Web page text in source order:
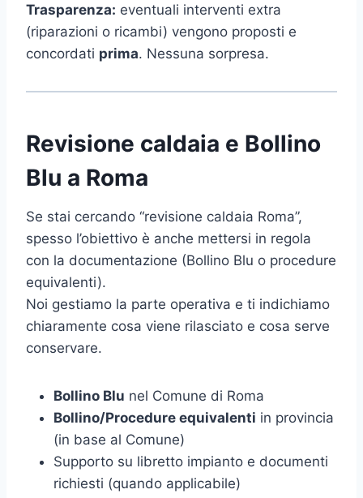
Trasparenza: eventuali interventi extra
(riparazioni o ricambi) vengono proposti e
concordati prima. Nessuna sorpresa.
Revisione caldaia e Bollino
Blu a Roma
Se stai cercando “revisione caldaia Roma”,
spesso l’obiettivo è anche mettersi in regola
con la documentazione (Bollino Blu o procedure
equivalenti).
Noi gestiamo la parte operativa e ti indichiamo
chiaramente cosa viene rilasciato e cosa serve
conservare.
Bollino Blu nel Comune di Roma
Bollino/Procedure equivalenti in provincia
(in base al Comune)
Supporto su libretto impianto e documenti
richiesti (quando applicabile)